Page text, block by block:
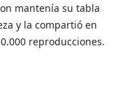
mantenía su tabla
y la compartió en
reproducciones.